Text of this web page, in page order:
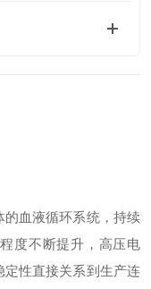
血液循环系统，持续
度不断提升，高压电
性直接关系到生产连